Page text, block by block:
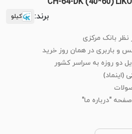
برند: کیلو
نظر بانک مرکزی
و باربری در همان روز خرید
دو روزه به سراسر کشور
(اینماد)
"درباره ما"